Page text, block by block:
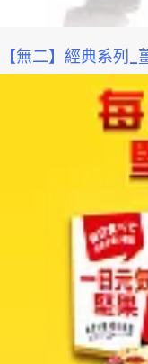
【無二】經典系列